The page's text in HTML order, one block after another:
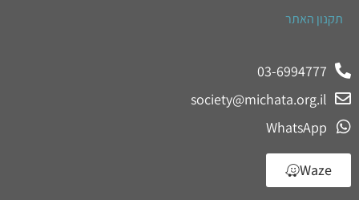
תקנון האתר
03-6994777
society@michata.org.il
WhatsApp
Waze